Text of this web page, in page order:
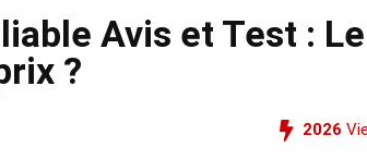
Avis et Test : Le
?
2026